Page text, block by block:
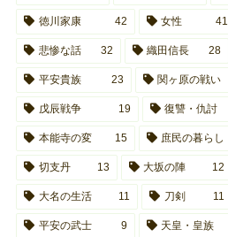
徳川家康 42 女性 41
悲惨な話 32 織田信長 28
平安貴族 23 関ヶ原の戦い
戊辰戦争 19 復讐・仇討
本能寺の変 15 庶民の暮らし
切支丹 13 大坂の陣 12
大名の生活 11 刀剣 11
平安の武士 9 天皇・皇族